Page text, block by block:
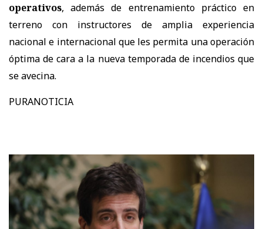
operativos, además de entrenamiento práctico en
terreno con instructores de amplia experiencia
nacional e internacional que les permita una operación
óptima de cara a la nueva temporada de incendios que
se avecina.
PURANOTICIA